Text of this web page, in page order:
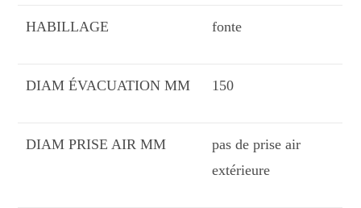
HABILLAGE fonte
DIAM ÉVACUATION MM 150
DIAM PRISE AIR MM
pas de prise air
extérieure